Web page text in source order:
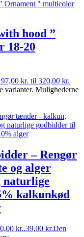
hood ”
18-20
kr. til 320,00 kr.
varianter. Mulighederne
– Rengør
og alger
naturlige
kalkunkød
kr..39,00 kr.Den